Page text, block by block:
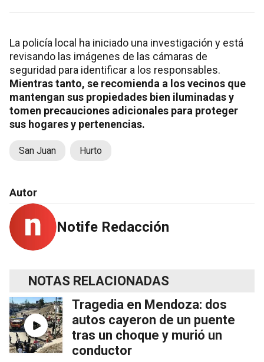
La policía local ha iniciado una investigación y está
revisando las imágenes de las cámaras de
seguridad para identificar a los responsables.
Mientras tanto, se recomienda a los vecinos que
mantengan sus propiedades bien iluminadas y
tomen precauciones adicionales para proteger
sus hogares y pertenencias.
San Juan Hurto
Autor
Notife Redacción
NOTAS RELACIONADAS
Tragedia en Mendoza: dos
autos cayeron de un puente
tras un choque y murió un
conductor